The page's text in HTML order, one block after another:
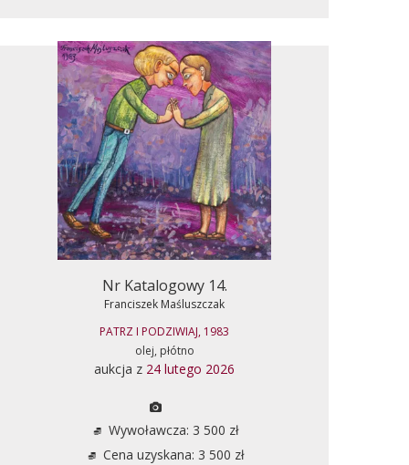
Nr Katalogowy 14.
Franciszek Maśluszczak
PATRZ I PODZIWIAJ, 1983
olej, płótno
aukcja z 24 lutego 2026
Wywoławcza: 3 500 zł
Cena uzyskana: 3 500 zł